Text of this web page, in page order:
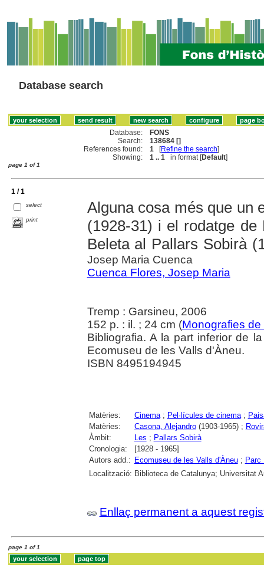
Database search
Database:
FONS
Search:
138684 []
References found:
1 [Refine the search]
Showing:
1 .. 1 in format [Default]
page 1 of 1
1 / 1
select
print
Alguna cosa més que un
(1928-31) i el rodatge
Beleta al Pallars Sobirà
Josep Maria Cuenca
Cuenca Flores, Josep Maria
Tremp : Garsineu, 2006
152 p. : il. ; 24 cm (Monografies
Bibliografia. A la part inferior de
Ecomuseu de les Valls d'Àneu.
ISBN 8495194945
Matèries: Cinema; Pel·lícules de cinema;
Matèries:
Casona, Alejandro(1903-1965) ;
Àmbit:
Les ; Pallars Sobirà
Cronologia:
[1928 - 1965]
Autors add.: Ecomuseu de les Valls d'Àneu; Parc
Localització: Biblioteca de Catalunya; Universitat
Enllaç permanent a aquest
page 1 of 1